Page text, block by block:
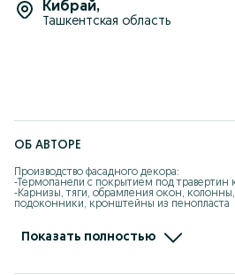
Кибрай,
Ташкентская область
ОБ АВТОРЕ
Производство фасадного декора:
-Термопанели с покрытием под травертин
-Карнизы, тяги, обрамления окон,
подоконники, кронштейны из пенопласта
-Продажа каменной ваты (базальт),
-Производство и продажа пеноплекса
Показать полностью